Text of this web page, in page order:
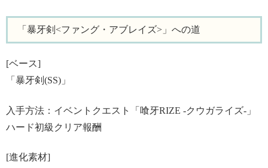
「暴牙剣<ファング・アブレイズ>」への道
[ベース]
「暴牙剣(SS)」
入手方法：イベントクエスト「喰牙RIZE -クウガライズ-」
ハード初級クリア報酬
[進化素材]